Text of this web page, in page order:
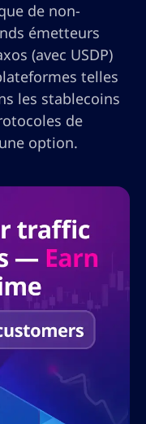
de non-
émetteurs
(avec USDP)
telles
les stablecoins
de
option.